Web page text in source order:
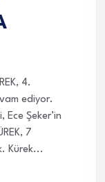
4.
ediyor.
Ece Şeker’in
7
Kürek...